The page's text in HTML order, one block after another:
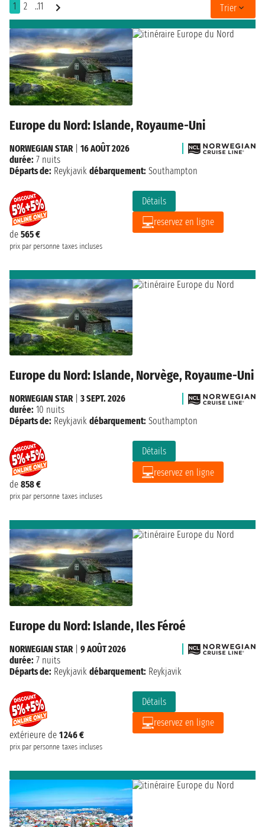
1 2 ..11 Trier
Europe du Nord: Islande, Royaume-Uni
de 565 €
prix par personne taxes incluses
Détails
reservez en ligne
NORWEGIAN STAR
16 AOÛT 2026
durée: 7 nuits
Départs de: Reykjavik débarquement: Southampton
Europe du Nord: Islande, Norvège, Royaume-Uni
de 858 €
prix par personne taxes incluses
Détails
reservez en ligne
NORWEGIAN STAR| 3 SEPT. 2026
durée: 10 nuits
Départs de: Reykjavik débarquement: Southampton
Europe du Nord: Islande, Iles Féroé
extérieure de 1 246 €
prix par personne taxes incluses
Détails
reservez en ligne
NORWEGIAN STAR
9 AOÛT 2026
durée: 7 nuits
Départs de: Reykjavik débarquement: Reykjavik